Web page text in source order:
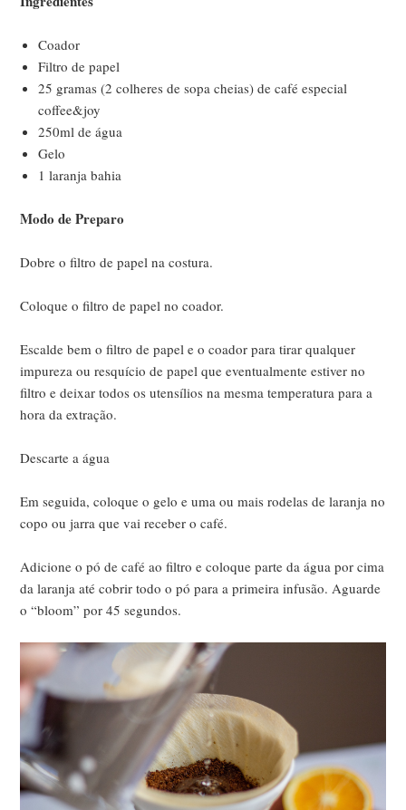
Coador
Filtro de papel
25 gramas (2 colheres de sopa cheias) de café especial
coffee&joy
250ml de água
Gelo
1 laranja bahia
Modo de Preparo
Dobre o filtro de papel na costura.
Coloque o filtro de papel no coador.
Escalde bem o filtro de papel e o coador para tirar qualquer
impureza ou resquício de papel que eventualmente estiver no
filtro e deixar todos os utensílios na mesma temperatura para a
hora da extração.
Descarte a água
Em seguida, coloque o gelo e uma ou mais rodelas de laranja no
copo ou jarra que vai receber o café.
Adicione o pó de café ao filtro e coloque parte da água por cima
da laranja até cobrir todo o pó para a primeira infusão. Aguarde
o “bloom” por 45 segundos.